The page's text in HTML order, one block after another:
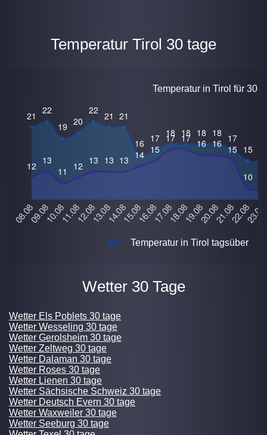
Temperatur Tirol 30 tage
Temperatur in Tirol für 30
Temperatur in Tirol tagsüber
Wetter 30 Tage
Wetter Els Poblets 30 tage
Wetter Wesseling 30 tage
Wetter Gerolsheim 30 tage
Wetter Zeltweg 30 tage
Wetter Dalaman 30 tage
Wetter Roses 30 tage
Wetter Lienen 30 tage
Wetter Sächsische Schweiz 30 tage
Wetter Deutsch Evern 30 tage
Wetter Waxweiler 30 tage
Wetter Seeburg 30 tage